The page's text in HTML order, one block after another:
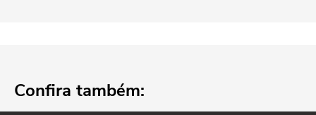
Confira também: